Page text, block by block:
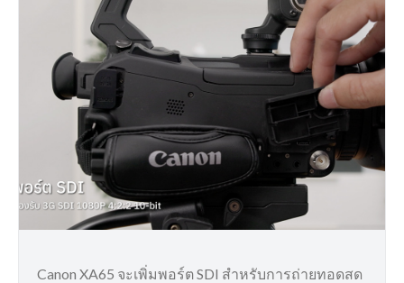
Canon XA65 จะเพิ่มพอร์ต SDI สำหรับการถ่ายทอดสด